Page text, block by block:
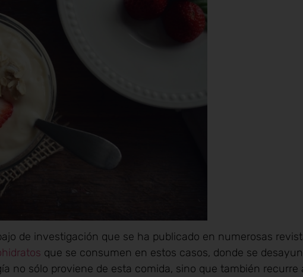
de investigación que se ha publicado en numerosas
que se consumen en estos casos, donde se
no sólo proviene de esta comida, sino que también recurre